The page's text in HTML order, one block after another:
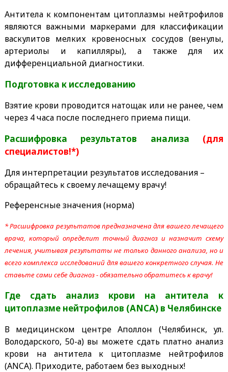
Антитела к компонентам цитоплазмы нейтрофилов
являются важными маркерами для классификации
васкулитов мелких кровеносных сосудов (венулы,
артериолы и капилляры), а также для их
дифференциальной диагностики.
Подготовка к исследованию
Взятие крови проводится натощак или не ранее, чем
через 4 часа после последнего приема пищи.
Расшифровка результатов анализа (для
специалистов!*)
Для интерпретации результатов исследования –
обращайтесь к своему лечащему врачу!
Референсные значения (норма)
* Расшифровка результатов предназначена для вашего лечащего
врача, который определит точный диагноз и назначит схему
лечения, учитывая результаты не только данного анализа, но и
всего комплекса исследований для вашего конкретного случая. Не
ставьте сами себе диагноз - обязательно обратитесь к врачу!
Где сдать анализ крови на антитела к
цитоплазме нейтрофилов (ANCA) в Челябинске
В медицинском центре Аполлон (Челябинск, ул.
Володарского, 50-а) вы можете сдать платно анализ
крови на антитела к цитоплазме нейтрофилов
(ANCA). Приходите, работаем без выходных!